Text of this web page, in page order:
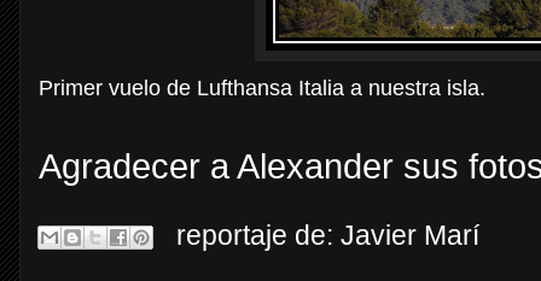
Primer vuelo de Lufthansa Italia a nuestra isla.
Agradecer a Alexander sus
reportaje de: Javier Marí